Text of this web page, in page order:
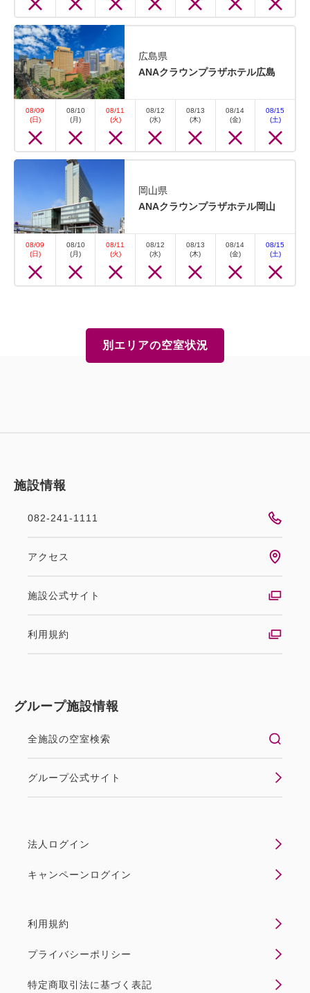
広島県
ANAクラウンプラザホテル広島
08/09
(日)
08/10
(月)
08/11
(火)
08/12
(水)
08/13
(木)
08/14
(金)
08/15
(土)
岡山県
ANAクラウンプラザホテル岡山
08/09
(日)
08/10
(月)
08/11
(火)
08/12
(水)
08/13
(木)
08/14
(金)
08/15
(土)
別エリアの空室状況
施設情報
082-241-1111
アクセス
施設公式サイト
利用規約
グループ施設情報
全施設の空室検索
グループ公式サイト
法人ログイン
キャンペーンログイン
利用規約
プライバシーポリシー
特定商取引法に基づく表記